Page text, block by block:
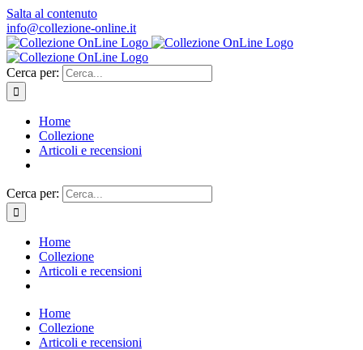
Salta al contenuto
info@collezione-online.it
Cerca per:
Home
Collezione
Articoli e recensioni
Cerca per:
Home
Collezione
Articoli e recensioni
Home
Collezione
Articoli e recensioni